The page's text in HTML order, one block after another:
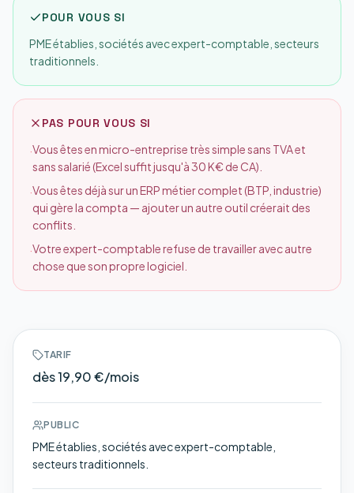
POUR VOUS SI
PME établies, sociétés avec expert-comptable, secteurs
traditionnels.
PAS POUR VOUS SI
·Vous êtes en micro-entreprise très simple sans TVA et
sans salarié (Excel suffit jusqu'à 30 K€ de CA).
·Vous êtes déjà sur un ERP métier complet (BTP, industrie)
qui gère la compta — ajouter un autre outil créerait des
conflits.
·Votre expert-comptable refuse de travailler avec autre
chose que son propre logiciel.
TARIF
dès 19,90 €/mois
PUBLIC
PME établies, sociétés avec expert-comptable,
secteurs traditionnels.